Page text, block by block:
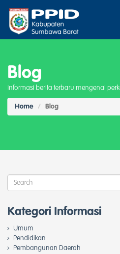
Blog
Informasi berita terbaru mengenai
Home Blog
Kategori Informasi
Umum
Pendidikan
Pembangunan Daerah